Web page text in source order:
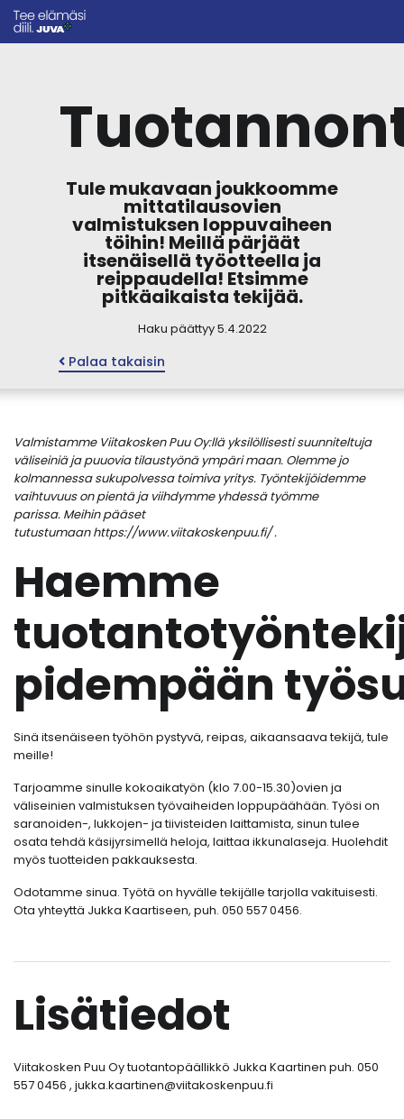
Tule mukavaan joukkoomme
mittatilausovien
valmistuksen loppuvaiheen
töihin! Meillä pärjäät
itsenäisellä työotteella ja
reippaudella! Etsimme
pitkäaikaista tekijää.
Haku päättyy 5.4.2022
Palaa takaisin
Valmistamme Viitakosken Puu Oy:llä yksilöllisesti suunniteltuja
väliseiniä ja puuovia tilaustyönä ympäri maan. Olemme jo
kolmannessa sukupolvessa toimiva yritys. Työntekijöidemme
vaihtuvuus on pientä ja viihdymme yhdessä työmme
parissa. Meihin pääset
tutustumaan https://www.viitakoskenpuu.fi/ .
Haemme
pidempään
Sinä itsenäiseen työhön pystyvä, reipas, aikaansaava tekijä, tule
meille!
Tarjoamme sinulle kokoaikatyön (klo 7.00-15.30)ovien ja
väliseinien valmistuksen työvaiheiden loppupäähään. Työsi on
saranoiden-, lukkojen- ja tiivisteiden laittamista, sinun tulee
osata tehdä käsijyrsimellä heloja, laittaa ikkunalaseja. Huolehdit
myös tuotteiden pakkauksesta.
Odotamme sinua. Työtä on hyvälle tekijälle tarjolla vakituisesti.
Ota yhteyttä Jukka Kaartiseen, puh. 050 557 0456.
Lisätiedot
Viitakosken Puu Oy tuotantopäällikkö Jukka Kaartinen puh. 050
557 0456 , jukka.kaartinen@viitakoskenpuu.fi